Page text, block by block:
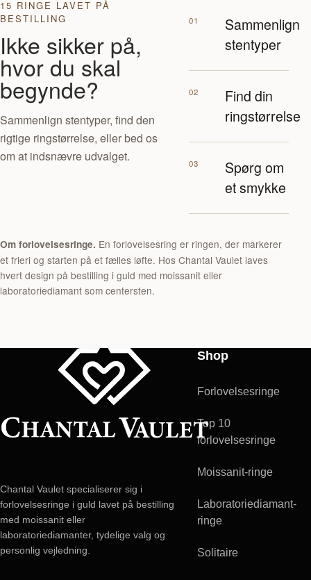
15 RINGE LAVET PÅ
BESTILLING
Ikke sikker på,
hvor du skal
begynde?
Sammenlign stentyper, find den
rigtige ringstørrelse, eller bed os
om at indsnævre udvalget.
01
Sammenlign
stentyper
02
Find din
ringstørrelse
03
Spørg om
et smykke
Om forlovelsesringe. En forlovelsesring er ringen, der markerer
et frieri og starten på et fælles løfte. Hos Chantal Vaulet laves
hvert design på bestilling i guld med moissanit eller
laboratoriediamant som centersten.
Chantal Vaulet specialiserer sig i
forlovelsesringe i guld lavet på bestilling
med moissanit eller
laboratoriediamanter, tydelige valg og
personlig vejledning.
Shop
Forlovelsesringe
Top 10
forlovelsesringe
Moissanit-ringe
Laboratoriediamant-
ringe
Solitaire